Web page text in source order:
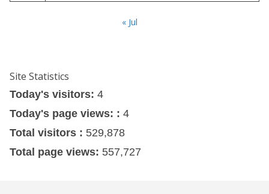
« Jul
Site Statistics
Today's visitors: 4
Today's page views: : 4
Total visitors : 529,878
Total page views: 557,727